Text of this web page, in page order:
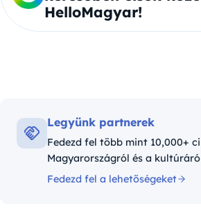
HelloMagyar!
Legyünk partnerek
Fedezd fel több mint 10,000+
Magyarországról és a
Fedezd fel a lehetőségeket